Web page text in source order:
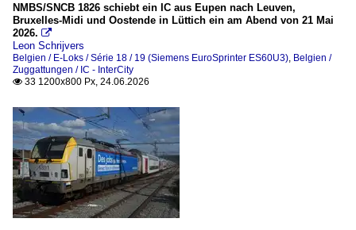
IC - InterCity
S-Zug
Deutschland
Bahnhöfe
Aachen Hauptbahnhof
2017
2019
2020
2022
2023
2024
2025
2026
NMBS/SNCB 1826 schiebt ein IC aus Eupen nach Leuven,
Bruxelles-Midi und Oostende in Lüttich ein am Abend von 21 Mai
2026. 
Leon Schrijvers
Belgien / E-Loks / Série 18 / 19 (Siemens EuroSprinter ES60U3), Belgien /
Zuggattungen / IC - InterCity
 33 1200x800 Px, 24.06.2026